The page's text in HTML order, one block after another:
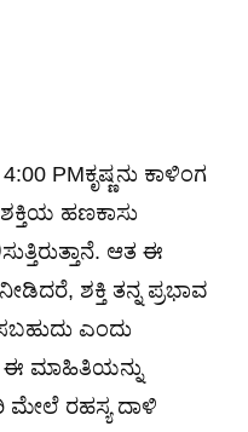
PMಕೃಷ್ಣನು ಕಾಳಿಂಗ
ಹಣಕಾಸು
ಆತ ಈ
ಶಕ್ತಿ ತನ್ನ ಪ್ರಭಾವ
ಎಂದು
ಈ ಮಾಹಿತಿಯನ್ನು
ಮೇಲೆ ರಹಸ್ಯ ದಾಳಿ